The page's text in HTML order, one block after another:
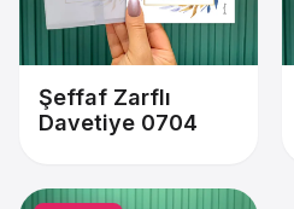
Şeffaf Zarflı
Davetiye 0704